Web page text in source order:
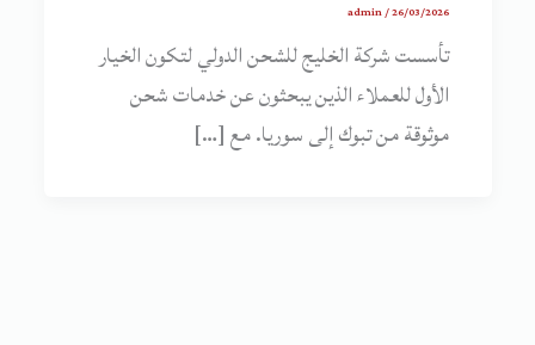
admin/26/03/2026
تأسست شركة الخليج للشحن الدولي لتكون الخيار
الأول للعملاء الذين يبحثون عن خدمات شحن
موثوقة من تبوك إلى سوريا. مع […]